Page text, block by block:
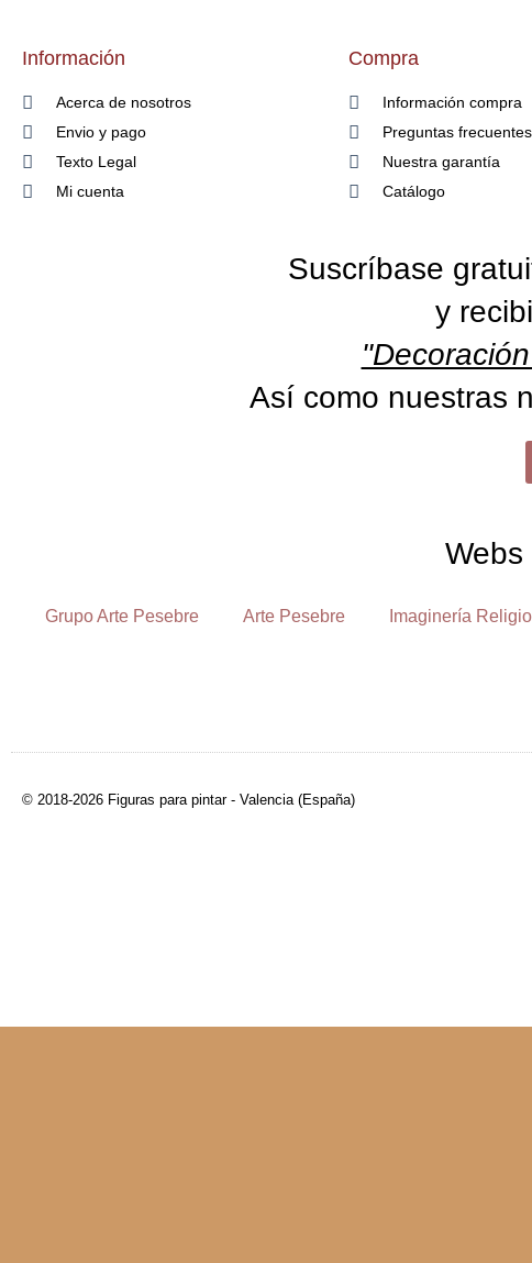
Información
Acerca de nosotros
Envio y pago
Texto Legal
Mi cuenta
Compra
Información compra
Preguntas frecuentes
Nuestra garantía
Catálogo
Suscríbase
y
Así como nuestras
Webs
Grupo Arte Pesebre Arte Pesebre Imaginería
© 2018-2026 Figuras para pintar - Valencia (España)